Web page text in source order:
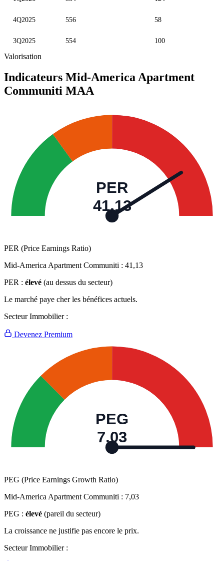
4Q2025 556 58
3Q2025 554 100
Valorisation
Indicateurs Mid-America Apartment
Communiti MAA
PER
41,13
PER (Price Earnings Ratio)
Mid-America Apartment Communiti : 41,13
PER : élevé (au dessus du secteur)
Le marché paye cher les bénéfices actuels.
Secteur Immobilier :
Devenez Premium
PEG
7,03
PEG (Price Earnings Growth Ratio)
Mid-America Apartment Communiti : 7,03
PEG : élevé (pareil du secteur)
La croissance ne justifie pas encore le prix.
Secteur Immobilier :